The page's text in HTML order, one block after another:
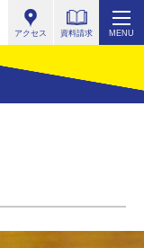
アクセス 資料請求 MENU